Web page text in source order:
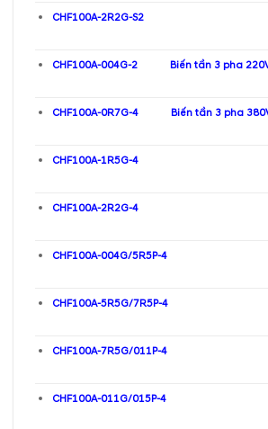
CHF100A-2R2G-S2
CHF100A-004G-2 Biến tần 3 pha
CHF100A-0R7G-4 Biến tần 3 pha
CHF100A-1R5G-4
CHF100A-2R2G-4
CHF100A-004G/5R5P-4
CHF100A-5R5G/7R5P-4
CHF100A-7R5G/011P-4
CHF100A-011G/015P-4